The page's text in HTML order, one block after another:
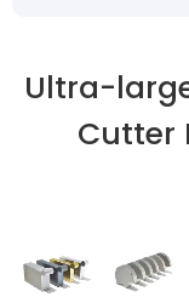
Ultra-
Cutter